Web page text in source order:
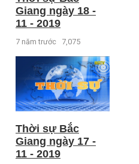
Giang ngày 18 -
11 - 2019
7 năm trước 7,075
Thời sự Bắc
Giang ngày 17 -
11 - 2019